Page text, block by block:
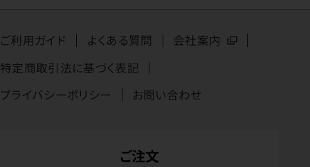
ご利用ガイド よくある質問
会社案内
特定商取引法に基づく表記
プライバシーポリシー
お問い合わせ
ご注文